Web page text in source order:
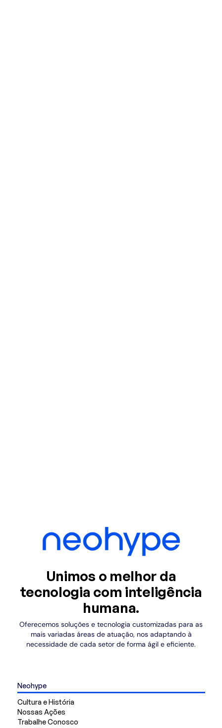
Unimos o melhor da
tecnologia com inteligência
humana.
Oferecemos soluções e tecnologia customizadas para as
mais variadas áreas de atuação, nos adaptando à
necessidade de cada setor de forma ágil e eficiente.
Neohype
Cultura e História
Nossas Ações
Trabalhe Conosco